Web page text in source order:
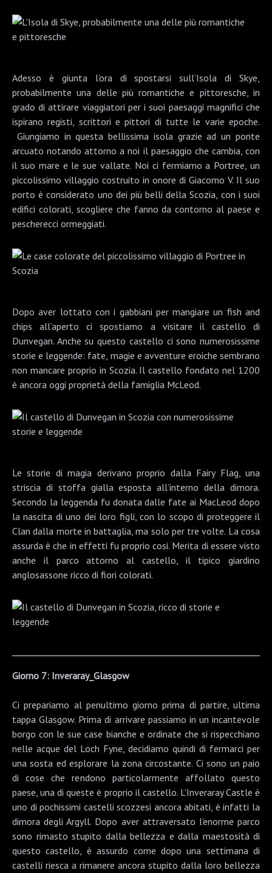
Adesso è giunta l’ora di spostarsi sull’Isola di Skye,
probabilmente una delle più romantiche e pittoresche, in
grado di attirare viaggiatori per i suoi paesaggi magnifici che
ispirano registi, scrittori e pittori di tutte le varie epoche.
Giungiamo in questa bellissima isola grazie ad un ponte
arcuato notando attorno a noi il paesaggio che cambia, con
il suo mare e le sue vallate. Noi ci fermiamo a Portree, un
piccolissimo villaggio costruito in onore di Giacomo V. Il suo
porto è considerato uno dei più belli della Scozia, con i suoi
edifici colorati, scogliere che fanno da contorno al paese e
pescherecci ormeggiati.
Dopo aver lottato con i gabbiani per mangiare un fish and
chips all’aperto ci spostiamo a visitare il castello di
Dunvegan. Anche su questo castello ci sono numerosissime
storie e leggende: fate, magie e avventure eroiche sembrano
non mancare proprio in Scozia. Il castello fondato nel 1200
è ancora oggi proprietà della famiglia McLeod.
Le storie di magia derivano proprio dalla Fairy Flag, una
striscia di stoffa gialla esposta all’interno della dimora.
Secondo la leggenda fu donata dalle fate ai MacLeod dopo
la nascita di uno dei loro figli, con lo scopo di proteggere il
Clan dalla morte in battaglia, ma solo per tre volte. La cosa
assurda è che in effetti fu proprio cosi. Merita di essere visto
anche il parco attorno al castello, il tipico giardino
anglosassone ricco di fiori colorati.
Giorno 7: Inveraray_Glasgow
Ci prepariamo al penultimo giorno prima di partire, ultima
tappa Glasgow. Prima di arrivare passiamo in un incantevole
borgo con le sue case bianche e ordinate che si rispecchiano
nelle acque del Loch Fyne, decidiamo quindi di fermarci per
una sosta ed esplorare la zona circostante. Ci sono un paio
di cose che rendono particolarmente affollato questo
paese, una di queste è proprio il castello. L’Inveraray Castle è
uno di pochissimi castelli scozzesi ancora abitati, è infatti la
dimora degli Argyll. Dopo aver attraversato l’enorme parco
sono rimasto stupito dalla bellezza e dalla maestosità di
questo castello, è assurdo come dopo una settimana di
castelli riesca a rimanere ancora stupito dalla loro bellezza